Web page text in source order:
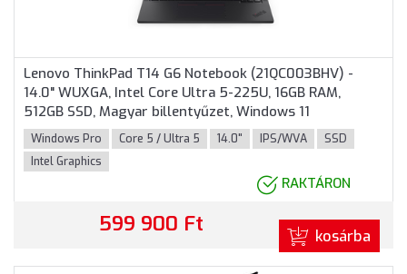
Lenovo ThinkPad T14 G6 Notebook (21QC003BHV) -
14.0" WUXGA, Intel Core Ultra 5-225U, 16GB RAM,
512GB SSD, Magyar billentyűzet, Windows 11
Professional, 3 év garancia, Fekete színben
Windows Pro Core 5 / Ultra 5 14.0" IPS/WVA
SSD
Intel Graphics
RAKTÁRON
599 900 Ft kosárba